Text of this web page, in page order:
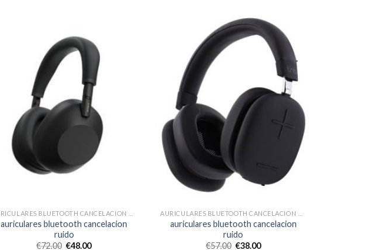
auriculares bluetooth cancelacion
ruido
€72.00 €48.00
auriculares bluetooth cancelacion
ruido
€57.00 €38.00